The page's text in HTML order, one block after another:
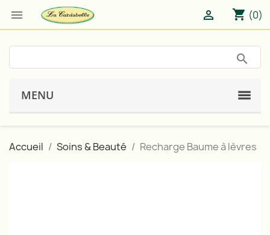
 shopping_cart (0)

MENU
Accueil Soins & Beauté Recharge Baume à lèvres